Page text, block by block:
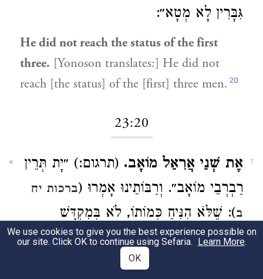
גִּבָּרִין לָא מְטָא״:
He did not reach the status of the first
three. [Yonoson translates:] He did not
reach [the status] of the [first] three men. 20
23:20
1 אֶת שְׁנֵי אֲרִאֵל מוֹאָב. (תרגום:) ״יָת תְּרֵין
רַבְרְבֵי מוֹאָב״. וְרַבּוֹתֵינוּ אָמְרוּ (ברכות יח
ב): שֶׁלֹּא הִנִּיחַ כְּמוֹתוֹ, לֹא בְּמִקְדָּשׁ
רִאשׁוֹן, וְלֹא בְּמִקְדָּשׁ שֵׁנִי:
The two Moabite giants.[Yonoson
We use cookies to give you the best experience possible on
our site. Click OK to continue using Sefaria. Learn More.
OK